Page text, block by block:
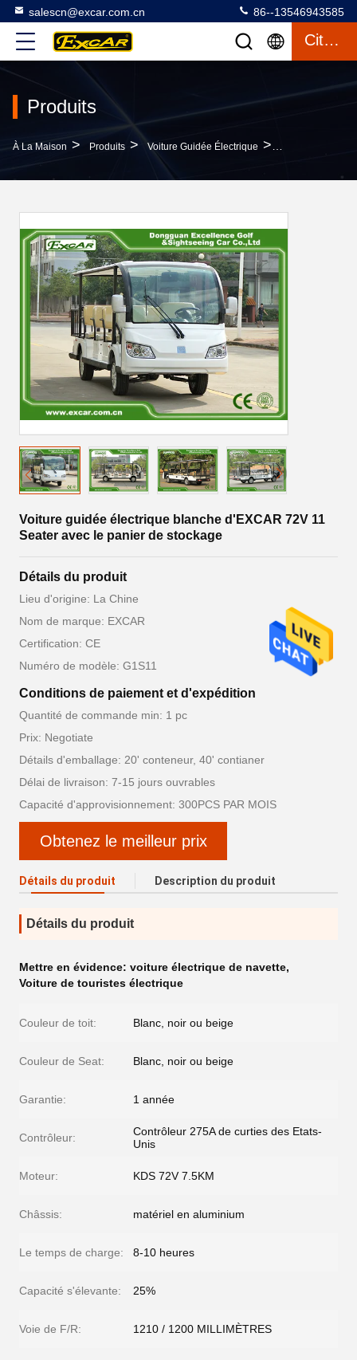
salescn@excar.com.cn 86--13546943585
Citation
Produits
À La Maison > Produits > Voiture Guidée Électrique >
Voiture guidée électrique blanche d'EXCAR 72V 11
Seater avec le panier de stockage
Détails du produit
Lieu d'origine: La Chine
Nom de marque: EXCAR
Certification: CE
Numéro de modèle: G1S11
Conditions de paiement et d'expédition
Quantité de commande min: 1 pc
Prix: Negotiate
Détails d'emballage: 20' conteneur, 40' contianer
Délai de livraison: 7-15 jours ouvrables
Capacité d'approvisionnement: 300PCS PAR MOIS
Obtenez le meilleur prix
Détails du produit Description du produit
Détails du produit
Mettre en évidence: voiture électrique de navette,
Voiture de touristes électrique
Couleur de toit: Blanc, noir ou beige
Couleur de Seat: Blanc, noir ou beige
Garantie: 1 année
Contrôleur:
Contrôleur 275A de curties des Etats-
Unis
Moteur: KDS 72V 7.5KM
Châssis: matériel en aluminium
Le temps de charge: 8-10 heures
Capacité s'élevante: 25%
Voie de F/R: 1210 / 1200 MILLIMÈTRES